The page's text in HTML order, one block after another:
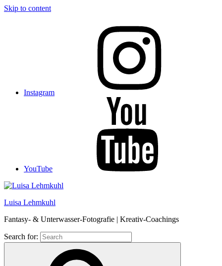
Skip to content
Instagram
YouTube
Luisa Lehmkuhl
Fantasy- & Unterwasser-Fotografie | Kreativ-Coachings
Search for: